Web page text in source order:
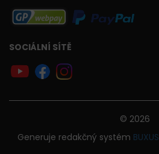
SOCIÁLNÍ SÍTĚ
© 2026
Generuje redakčný systém BUXUS